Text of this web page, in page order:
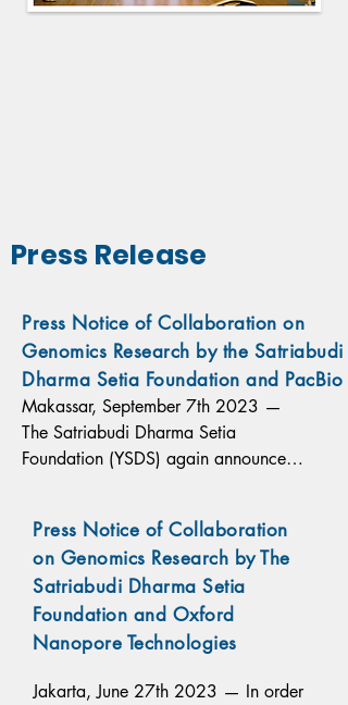
Press Release
Press Notice of Collaboration on
Genomics Research by the Satriabudi
Dharma Setia Foundation and PacBio
Makassar, September 7th 2023 —
The Satriabudi Dharma Setia
Foundation (YSDS) again announced
Indonesia, this time with genome
sequencing technology developer
PacBio.
Press Notice of Collaboration
on Genomics Research by The
Satriabudi Dharma Setia
Foundation and Oxford
Nanopore Technologies
Jakarta, June 27th 2023 — In order